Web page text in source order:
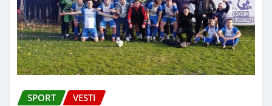
SPORT VESTI